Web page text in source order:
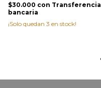
$30.000 con Transferencia
bancaria
¡Solo quedan 3 en stock!